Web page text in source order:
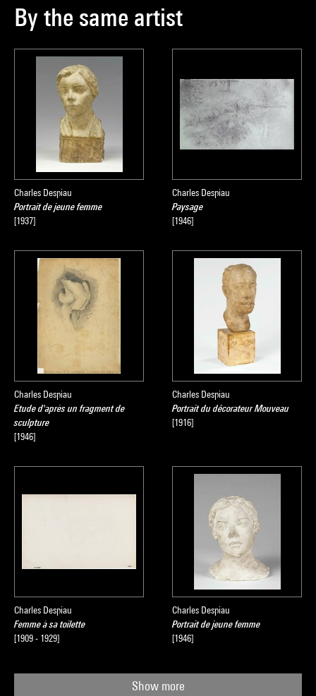
By the same artist
Charles Despiau
Portrait de jeune femme
[1937]
Charles Despiau
Paysage
[1946]
Charles Despiau
Etude d'après un fragment de
sculpture
[1946]
Charles Despiau
Portrait du décorateur Mouveau
[1916]
Charles Despiau
Femme à sa toilette
[1909 - 1929]
Charles Despiau
Portrait de jeune femme
[1946]
Show more